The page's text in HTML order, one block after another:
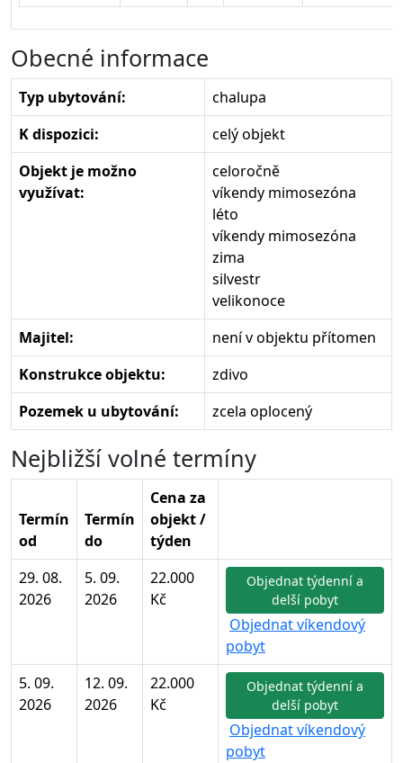
Obecné informace
Typ ubytování:
chalupa
K dispozici:
celý objekt
Objekt je možno
využívat:
celoročně
víkendy mimosezóna
léto
víkendy mimosezóna
zima
silvestr
velikonoce
Majitel:
není v objektu přítomen
Konstrukce objektu:
zdivo
Pozemek u ubytování:
zcela oplocený
Nejbližší volné termíny
Termín
od
Termín
do
Cena za
objekt /
týden
29. 08.
2026
5. 09.
2026
22.000
Kč
Objednat týdenní a
delší pobyt
Objednat víkendový
pobyt
5. 09.
2026
12. 09.
2026
22.000
Kč
Objednat týdenní a
delší pobyt
Objednat víkendový
pobyt